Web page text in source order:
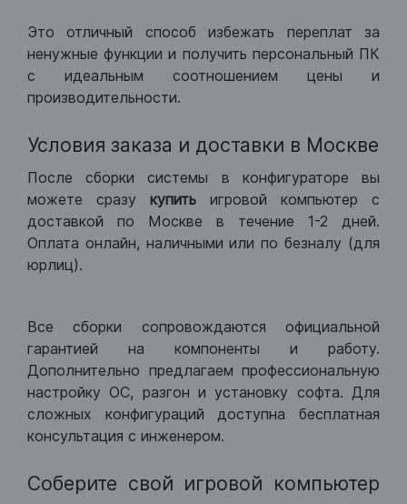
Это отличный способ избежать переплат за
ненужные функции и получить персональный ПК
с идеальным соотношением цены и
производительности.
Условия заказа и доставки в Москве
После сборки системы в конфигураторе вы
можете сразу купить игровой компьютер с
доставкой по Москве в течение 1-2 дней.
Оплата онлайн, наличными или по безналу (для
юрлиц).
Все сборки сопровождаются официальной
гарантией на компоненты и работу.
Дополнительно предлагаем профессиональную
настройку ОС, разгон и установку софта. Для
сложных конфигураций доступна бесплатная
консультация с инженером.
Соберите свой игровой компьютер